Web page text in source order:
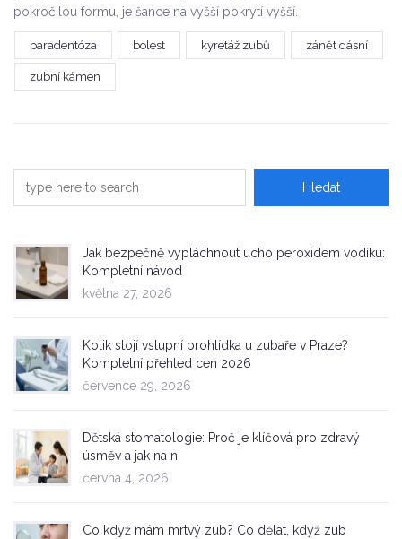
pokročilou formu, je šance na vyšší pokrytí vyšší.
paradentóza bolest kyretáž zubů zánět dásní
zubní kámen
Jak bezpečně vypláchnout ucho peroxidem vodíku:
Kompletní návod
května 27, 2026
Kolik stojí vstupní prohlídka u zubaře v Praze?
Kompletní přehled cen 2026
července 29, 2026
Dětská stomatologie: Proč je klíčová pro zdravý
úsměv a jak na ni
června 4, 2026
Co když mám mrtvý zub? Co dělat, když zub